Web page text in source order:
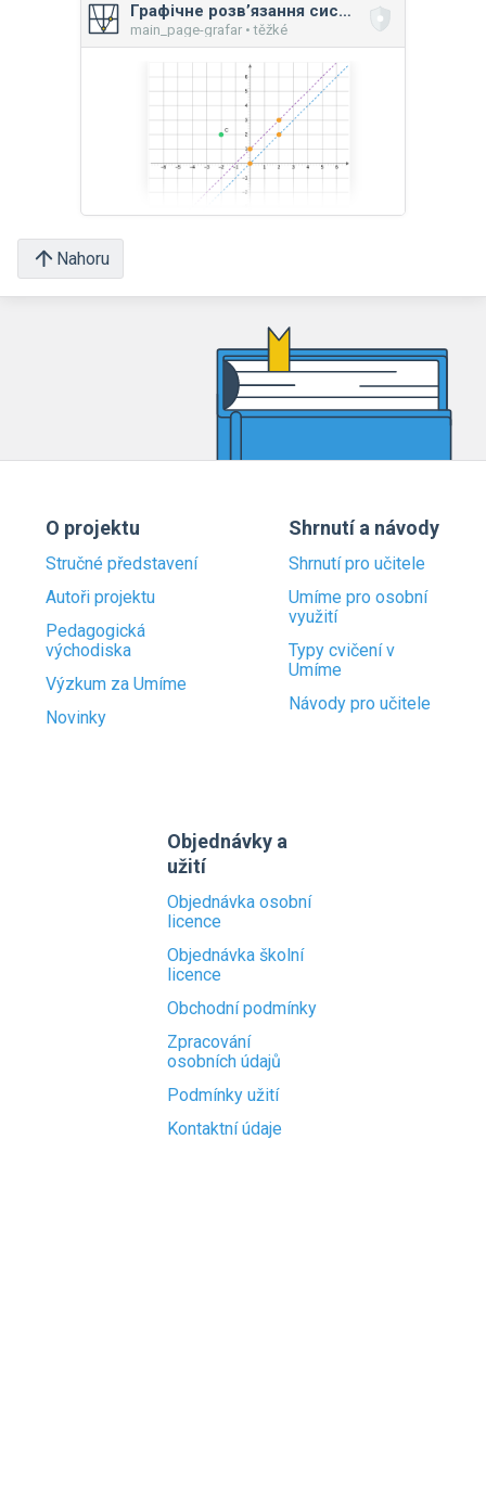
Графічне розв’язання системи лінійних рівнянь
main_page-grafar • těžké
Nahoru
O projektu
Stručné představení
Autoři projektu
Pedagogická
východiska
Výzkum za Umíme
Novinky
Shrnutí a návody
Shrnutí pro učitele
Umíme pro osobní
využití
Typy cvičení v
Umíme
Návody pro učitele
Objednávky a
užití
Objednávka osobní
licence
Objednávka školní
licence
Obchodní podmínky
Zpracování
osobních údajů
Podmínky užití
Kontaktní údaje